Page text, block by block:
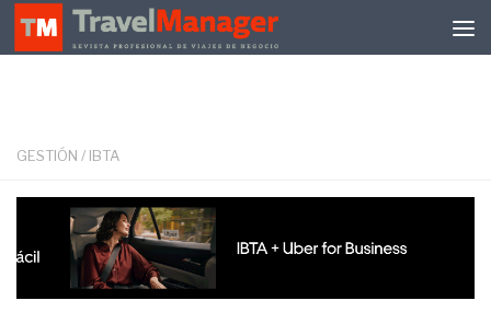
Debajo del contenido
GESTIÓN / IBTA